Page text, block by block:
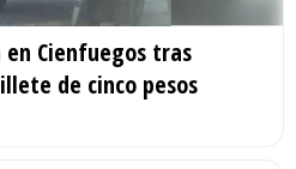
Cienfuegos tras
de cinco pesos